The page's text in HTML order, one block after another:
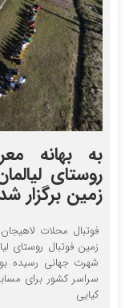
به بهانه
روستای
زمین برگزار
فوتبال محلات
زمین فوتبال روستای
شهرت جهانی رسیده
سراسر کشور برای
کیایی